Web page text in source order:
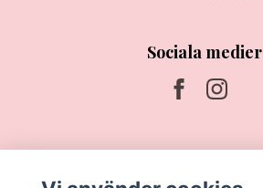
Sociala medier